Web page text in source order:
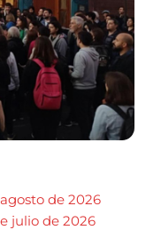
agosto de 2026
julio de 2026